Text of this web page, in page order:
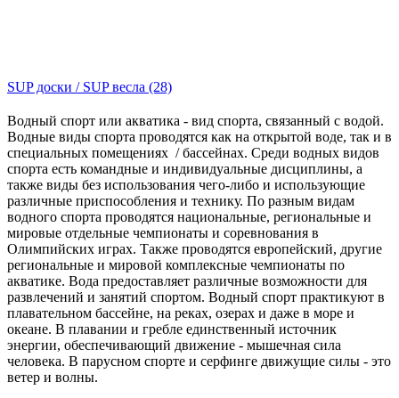
SUP доски / SUP весла (28)
Водный спорт или акватика - вид спорта, связанный с водой.
Водные виды спорта проводятся как на открытой воде, так и в
специальных помещениях / бассейнах. Среди водных видов
спорта есть командные и индивидуальные дисциплины, а
также виды без использования чего-либо и использующие
различные приспособления и технику. По разным видам
водного спорта проводятся национальные, региональные и
мировые отдельные чемпионаты и соревнования в
Олимпийских играх. Также проводятся европейский, другие
региональные и мировой комплексные чемпионаты по
акватике. Вода предоставляет различные возможности для
развлечений и занятий спортом. Водный спорт практикуют в
плавательном бассейне, на реках, озерах и даже в море и
океане. В плавании и гребле единственный источник
энергии, обеспечивающий движение - мышечная сила
человека. В парусном спорте и серфинге движущие силы - это
ветер и волны.